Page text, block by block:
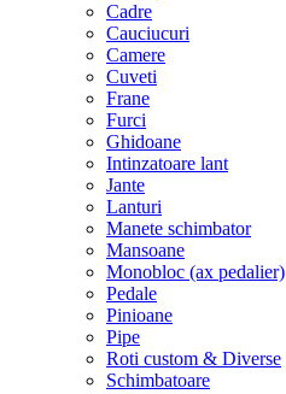
Cadre
Cauciucuri
Camere
Cuveti
Frane
Furci
Ghidoane
Intinzatoare lant
Jante
Lanturi
Manete schimbator
Mansoane
Monobloc (ax pedalier)
Pedale
Pinioane
Pipe
Roti custom & Diverse
Schimbatoare